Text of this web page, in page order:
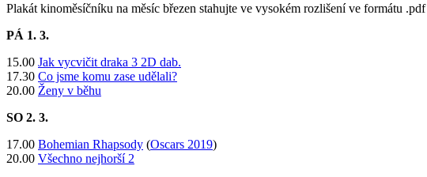
Plakát kinoměsíčníku na měsíc březen stahujte ve vysokém rozlišení ve formátu .pdf
PÁ 1. 3.
15.00 Jak vycvičit draka 3 2D dab.
17.30 Co jsme komu zase udělali?
20.00 Ženy v běhu
SO 2. 3.
17.00 Bohemian Rhapsody (Oscars 2019)
20.00 Všechno nejhorší 2